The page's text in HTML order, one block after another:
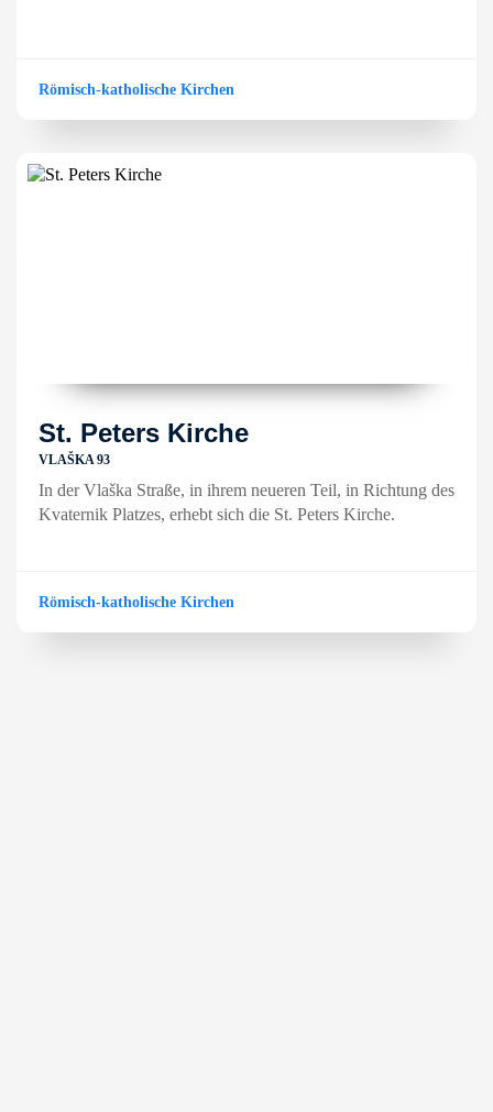
Römisch-katholische Kirchen
St. Peters Kirche
VLAŠKA 93
In der Vlaška Straße, in ihrem neueren Teil, in Richtung des
Kvaternik Platzes, erhebt sich die St. Peters Kirche.
Römisch-katholische Kirchen